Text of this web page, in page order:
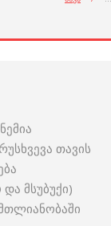
თავის
მსუბუქი)